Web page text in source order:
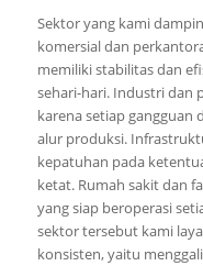
Sektor yang kami
komersial dan
memiliki stabilitas dan
sehari-hari. Industri dan
karena setiap gangguan
alur produksi.
kepatuhan pada
ketat. Rumah sakit dan
yang siap beroperasi
sektor tersebut kami
konsisten, yaitu